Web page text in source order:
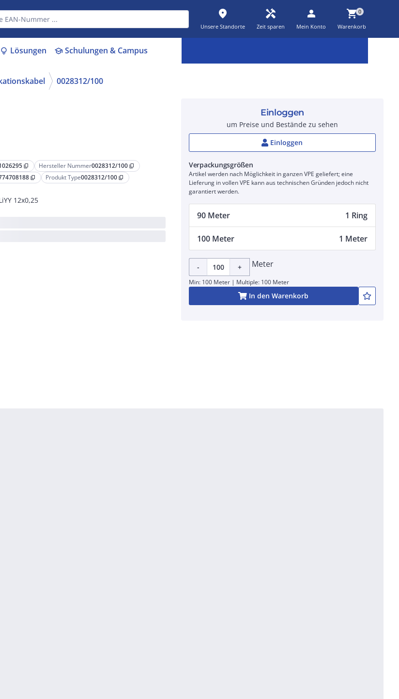
place
Unsere Standorte
handyman
Zeit sparen
person
Mein Konto
shopping_cart0
Warenkorb
lightbulb Lösungen schoolSchulungen & Campus
0028312/100
content_copy Hersteller Nummer0028312/100 content_copy
content_copy Produkt Type0028312/100 content_copy
12x0,25
Einloggen
um Preise und Bestände zu sehen
Einloggen
Verpackungsgrößen
Artikel werden nach Möglichkeit in ganzen VPE geliefert; eine
Lieferung in vollen VPE kann aus technischen Gründen jedoch nicht
garantiert werden.
90 Meter 1 Ring
100 Meter 1 Meter
- + Meter
Min: 100 Meter | Multiple: 100 Meter
In den Warenkorb